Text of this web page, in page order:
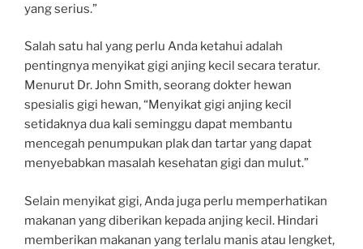
yang serius.”
Salah satu hal yang perlu Anda ketahui adalah
pentingnya menyikat gigi anjing kecil secara teratur.
Menurut Dr. John Smith, seorang dokter hewan
spesialis gigi hewan, “Menyikat gigi anjing kecil
setidaknya dua kali seminggu dapat membantu
mencegah penumpukan plak dan tartar yang dapat
menyebabkan masalah kesehatan gigi dan mulut.”
Selain menyikat gigi, Anda juga perlu memperhatikan
makanan yang diberikan kepada anjing kecil. Hindari
memberikan makanan yang terlalu manis atau lengket,